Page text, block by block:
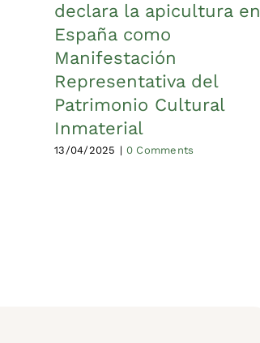
declara la apicultura en
España como
Manifestación
Representativa del
Patrimonio Cultural
Inmaterial
13/04/2025 | 0 Comments